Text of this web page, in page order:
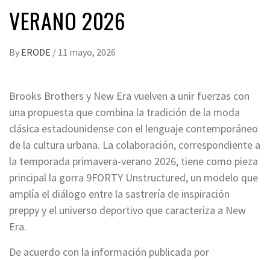
VERANO 2026
By ERODE / 11 mayo, 2026
Brooks Brothers y New Era vuelven a unir fuerzas con
una propuesta que combina la tradición de la moda
clásica estadounidense con el lenguaje contemporáneo
de la cultura urbana. La colaboración, correspondiente a
la temporada primavera-verano 2026, tiene como pieza
principal la gorra 9FORTY Unstructured, un modelo que
amplía el diálogo entre la sastrería de inspiración
preppy y el universo deportivo que caracteriza a New
Era.
De acuerdo con la información publicada por